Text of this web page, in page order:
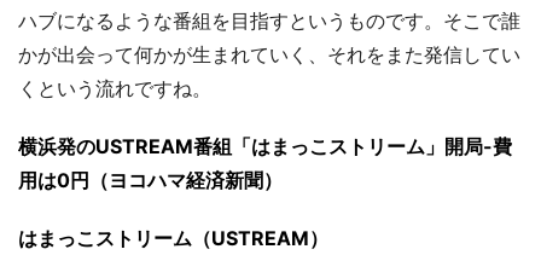
ハブになるような番組を目指すというものです。そこで誰
かが出会って何かが生まれていく、それをまた発信してい
くという流れですね。
横浜発のUSTREAM番組「はまっこストリーム」開局-費
用は0円（ヨコハマ経済新聞）
はまっこストリーム（USTREAM）